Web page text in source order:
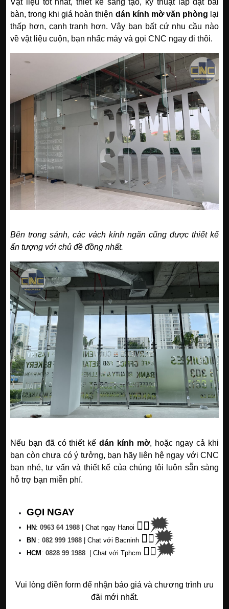
Vật liệu tốt nhất, thiết kế sáng tạo, kỹ thuật lắp đặt bài
bàn, trong khi giá hoàn thiện dán kính mờ văn phòng lại
thấp hơn, cạnh tranh hơn. Vậy bạn bất cứ nhu cầu nào
về vật liệu cuộn, bạn nhấc máy và gọi CNC ngay đi thôi.
Bên trong sảnh, các vách kính ngăn cũng được thiết kế
ấn tượng với chủ đề đồng nhất.
Nếu bạn đã có thiết kế dán kính mờ, hoặc ngay cả khi
bạn còn chưa có ý tưởng, bạn hãy liên hệ ngay với CNC
bạn nhé, tư vấn và thiết kế của chúng tôi luôn sẵn sàng
hỗ trợ bạn miễn phí.
GỌI NGAY
HN : 0963 64 1988 | Chat ngay Hanoi 👉🏽🗯
BN : 082 999 1988 | Chat với Bacninh 👉🏽🗯
HCM : 0828 99 1988 Chat với Tphcm 👉🏽🗯
Vui lòng điền form để nhận báo giá và chương trình ưu
đãi mới nhất.